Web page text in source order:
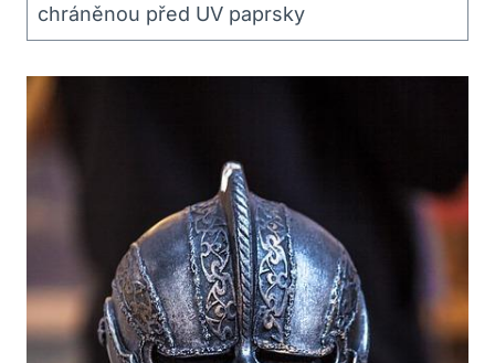
chráněnou před UV paprsky